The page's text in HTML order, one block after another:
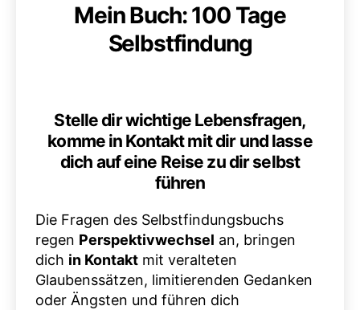
Mein Buch: 100 Tage
Selbstfindung
Stelle dir wichtige Lebensfragen,
komme in Kontakt mit dir und lasse
dich auf eine Reise zu dir selbst
führen
Die Fragen des Selbstfindungsbuchs
regen Perspektivwechsel an, bringen
dich in Kontakt mit veralteten
Glaubenssätzen, limitierenden Gedanken
oder Ängsten und führen dich